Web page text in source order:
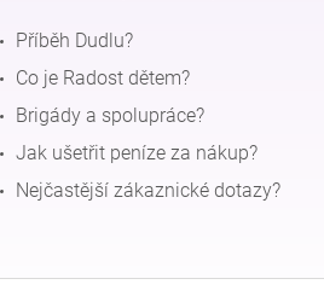
Příběh Dudlu?
Co je Radost dětem?
Brigády a spolupráce?
Jak ušetřit peníze za nákup?
Nejčastější zákaznické dotazy?